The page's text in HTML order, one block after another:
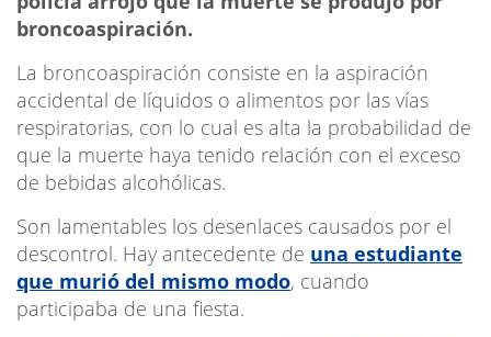
broncoaspiración.
La broncoaspiración consiste en la aspiración
accidental de líquidos o alimentos por las vías
respiratorias, con lo cual es alta la probabilidad de
que la muerte haya tenido relación con el exceso
de bebidas alcohólicas.
Son lamentables los desenlaces causados por el
descontrol. Hay antecedente de una estudiante
que murió del mismo modo, cuando
participaba de una fiesta.